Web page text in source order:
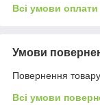
Всі умови оплати
Умови
Повернення
Всі умови